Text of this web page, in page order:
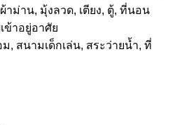
าม่าน, มุ้งลวด, เตียง, ตู้, ที่นอน
ข้าอยู่อาศัย
, สนามเด็กเล่น, สระว่ายน้ำ, ที่